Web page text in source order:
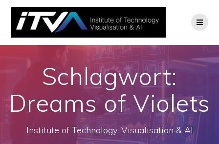
Zum
Inhalt
springen
Schlagwort:
Dreams of Violets
Institute of Technology, Visualisation & AI